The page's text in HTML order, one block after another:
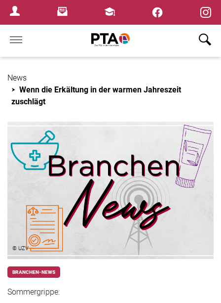
Login MenuNewsletterFortbildungen
Home
News
Wenn die Erkältung in der warmen Jahreszeit
zuschlägt
© UZV
BRANCHEN-NEWS
Sommergrippe:
×